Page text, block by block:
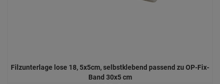
Filzunterlage lose 18, 5x5cm, selbstklebend passend zu OP-Fix-
Band 30x5 cm